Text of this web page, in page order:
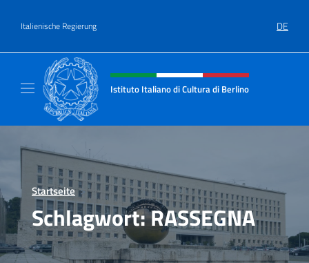
Italienische Regierung DE
Header-Site, Social und Menü
Istituto Italiano di Cultura di Berlino
Startseite >
Schlagwort:RASSEGNA